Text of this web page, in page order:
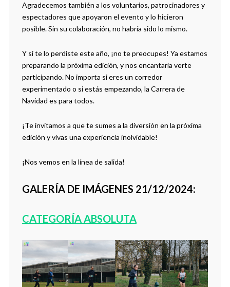
Agradecemos también a los voluntarios, patrocinadores y
espectadores que apoyaron el evento y lo hicieron
posible. Sin su colaboración, no habría sido lo mismo.
Y si te lo perdiste este año, ¡no te preocupes! Ya estamos
preparando la próxima edición, y nos encantaría verte
participando. No importa si eres un corredor
experimentado o si estás empezando, la Carrera de
Navidad es para todos.
¡Te invitamos a que te sumes a la diversión en la próxima
edición y vivas una experiencia inolvidable!
¡Nos vemos en la línea de salida!
GALERÍA DE IMÁGENES 21/12/2024:
CATEGORÍA ABSOLUTA